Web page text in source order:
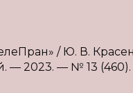
/ Ю. В.
— 2023. — № 13